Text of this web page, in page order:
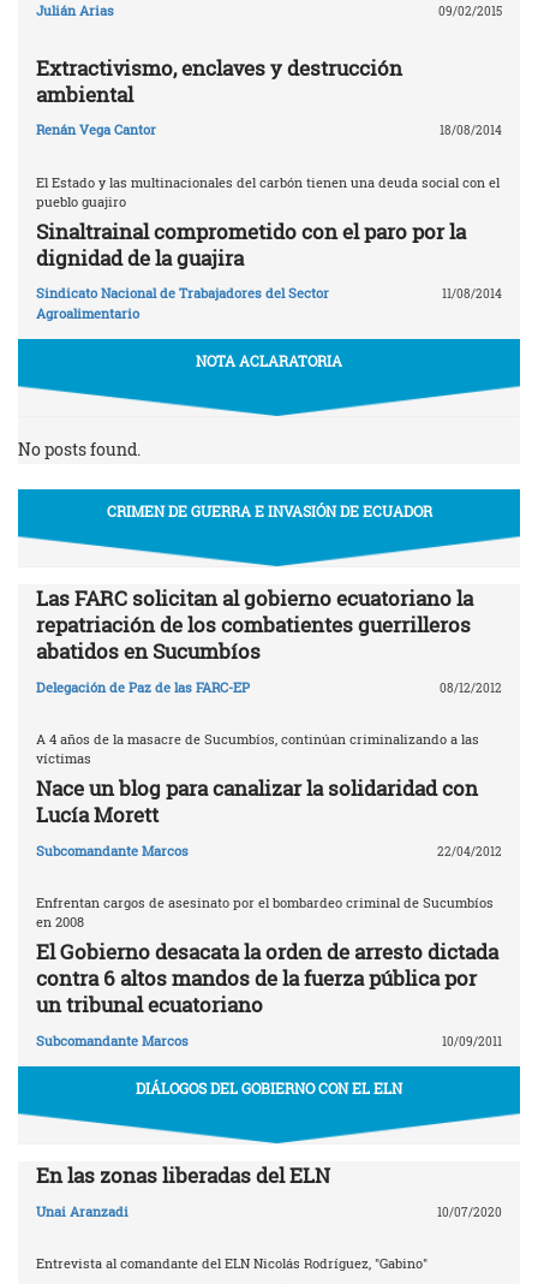
Julián Arias 09/02/2015
Extractivismo, enclaves y destrucción
ambiental
Renán Vega Cantor 18/08/2014
El Estado y las multinacionales del carbón tienen una deuda social con el
pueblo guajiro
Sinaltrainal comprometido con el paro por la
dignidad de la guajira
Sindicato Nacional de Trabajadores del Sector
Agroalimentario
11/08/2014
NOTA ACLARATORIA
No posts found.
CRIMEN DE GUERRA E INVASIÓN DE ECUADOR
Las FARC solicitan al gobierno ecuatoriano la
repatriación de los combatientes guerrilleros
abatidos en Sucumbíos
Delegación de Paz de las FARC-EP 08/12/2012
A 4 años de la masacre de Sucumbíos, continúan criminalizando a las
víctimas
Nace un blog para canalizar la solidaridad con
Lucía Morett
Subcomandante Marcos 22/04/2012
Enfrentan cargos de asesinato por el bombardeo criminal de Sucumbíos
en 2008
El Gobierno desacata la orden de arresto dictada
contra 6 altos mandos de la fuerza pública por
un tribunal ecuatoriano
Subcomandante Marcos 10/09/2011
DIÁLOGOS DEL GOBIERNO CON EL ELN
En las zonas liberadas del ELN
Unai Aranzadi 10/07/2020
Entrevista al comandante del ELN Nicolás Rodríguez, "Gabino"